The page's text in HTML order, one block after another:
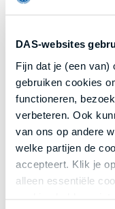
DAS-websites
Fijn dat je (een
gebruiken cookies
functioneren,
verbeteren. Ook
van ons op andere
welke partijen de
accepteert. Klik je
alleen essentiële
Mag de
Hoe zit het
eventueel
naar de
Gelden
Deze regels